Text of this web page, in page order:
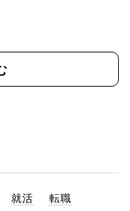
就活 転職